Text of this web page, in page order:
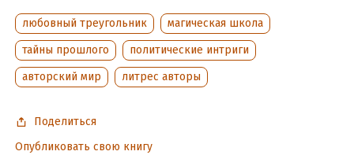
Дата поступления:26 марта 2026
Время на чтение:7 ч.
любовный треугольник
магическая школа
тайны прошлого
политические интриги
авторский мир
литрес авторы
Поделиться
Опубликовать свою книгу